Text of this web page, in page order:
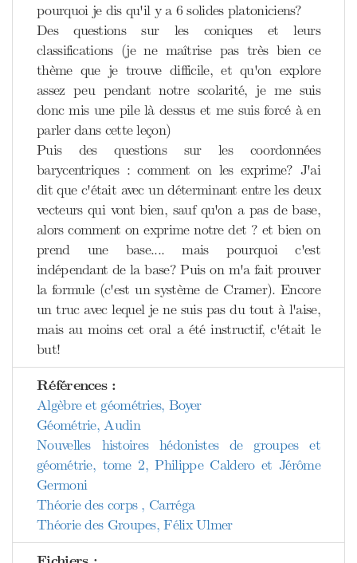
pourquoi je dis qu'il y a 6 solides platoniciens?
Des questions sur les coniques et leurs
classifications (je ne maîtrise pas très bien ce
thème que je trouve difficile, et qu'on explore
assez peu pendant notre scolarité, je me suis
donc mis une pile là dessus et me suis forcé à en
parler dans cette leçon)
Puis des questions sur les coordonnées
barycentriques : comment on les exprime? J'ai
dit que c'était avec un déterminant entre les deux
vecteurs qui vont bien, sauf qu'on a pas de base,
alors comment on exprime notre det ? et bien on
prend une base.... mais pourquoi c'est
indépendant de la base? Puis on m'a fait prouver
la formule (c'est un système de Cramer). Encore
un truc avec lequel je ne suis pas du tout à l'aise,
mais au moins cet oral a été instructif, c'était le
but!
Références :
Algèbre et géométries, Boyer
Géométrie, Audin
Nouvelles histoires hédonistes de groupes et
géométrie, tome 2, Philippe Caldero et Jérôme
Germoni
Théorie des corps , Carréga
Théorie des Groupes, Félix Ulmer